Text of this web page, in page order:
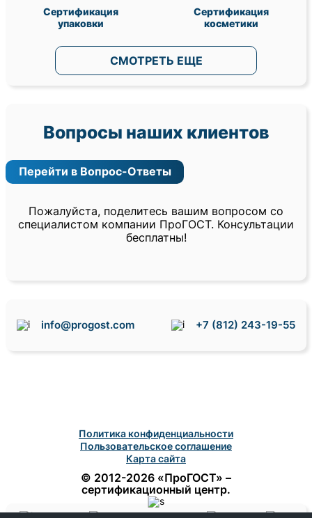
Сертификация
упаковки
Сертификация
косметики
СМОТРЕТЬ ЕЩЕ
Вопросы наших клиентов
Перейти в Вопрос-Ответы
Пожалуйста, поделитесь вашим вопросом со
специалистом компании ПроГОСТ. Консультации
бесплатны!
info@progost.com +7 (812) 243-19-55
Политика конфиденциальности
Пользовательское соглашение
Карта сайта
© 2012-2026 «ПроГОСТ» –
сертификационный центр.